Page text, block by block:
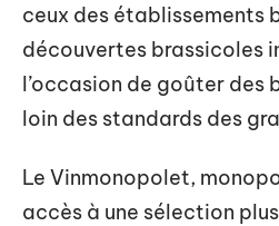
ceux des établissements
découvertes brassicoles
l’occasion de goûter des
loin des standards des
Le Vinmonopolet,
accès à une sélection